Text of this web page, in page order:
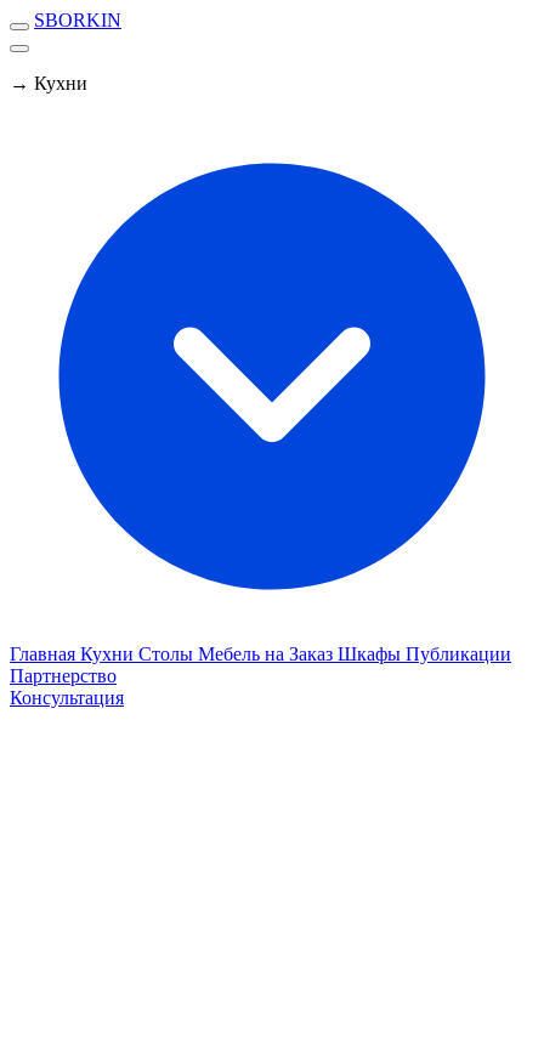
SBORKIN
→ Кухни
Главная Кухни Столы Мебель на Заказ Шкафы Публикации
Партнерство
Консультация